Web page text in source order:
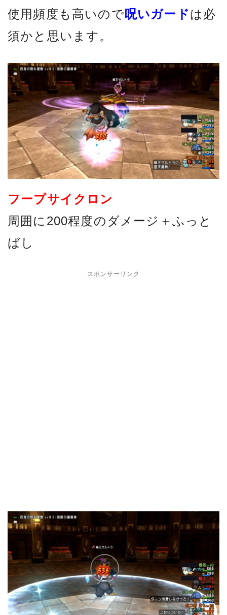
使用頻度も高いので呪いガードは必
須かと思います。
フープサイクロン
周囲に200程度のダメージ＋ふっと
ばし
スポンサーリンク